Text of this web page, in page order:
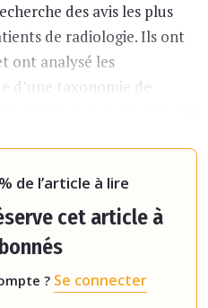
des avis les plus
de radiologie. Ils ont
ont analysé les
d’une taxonomie de
de l’article à lire
cet article à
? Se connecter